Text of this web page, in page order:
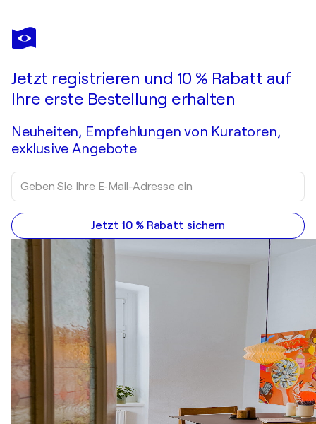
LAMAR FRÍA
El triángulo
Jetzt registrieren und 10 % Rabatt auf
Ihre erste Bestellung erhalten
Neuheiten, Empfehlungen von Kuratoren,
exklusive Angebote
Jetzt 10 % Rabatt sichern